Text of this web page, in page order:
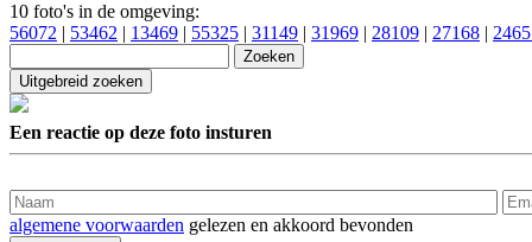
10 foto's in de omgeving:
56072
53462 13469 55325 31149 31969 28109 27168
Een reactie op deze foto insturen
algemene voorwaarden gelezen en akkoord bevonden